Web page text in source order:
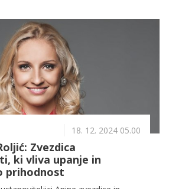
od prvega do zadnjega
za vas. Pripravite kokice in si
na kavču – teh filmov ne boste
18. 12. 2024 05.00
Zvezdica
ki vliva upanje in
prihodnost